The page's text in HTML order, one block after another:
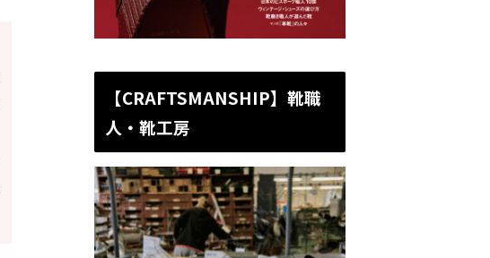
【CRAFTSMANSHIP】靴職
人・靴工房